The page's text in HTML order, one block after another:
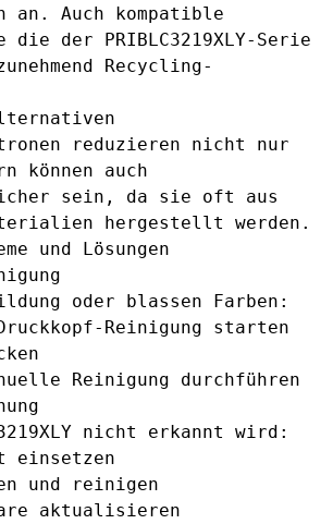
an. Auch kompatible
der PRIBLC3219XLY-Serie
Recycling-
reduzieren nicht nur
können auch
sein, da sie oft aus
hergestellt werden.
und Lösungen
oder blassen Farben:
Reinigung starten
Reinigung durchführen
nicht erkannt wird:
einsetzen
und reinigen
aktualisieren